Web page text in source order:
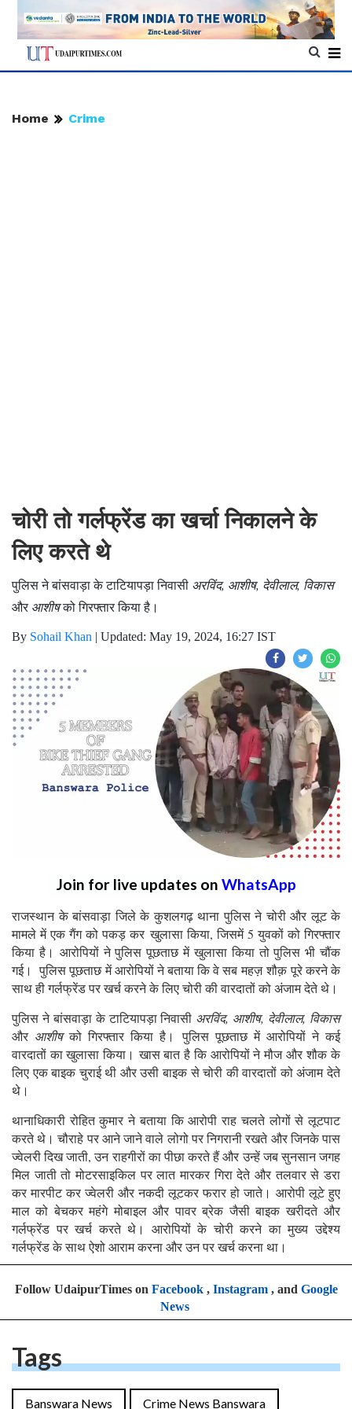
Home Crime
चोरी तो गर्लफ्रेंड का खर्चा निकालने के
लिए करते थे
पुलिस ने बांसवाड़ा के टाटियापड़ा निवासी अरविंद, आशीष, देवीलाल, विकास
और आशीषको गिरफ्तार किया है।
By Sohail Khan | Updated: May 19, 2024, 16:27 IST
Join for live updates on WhatsApp
राजस्थान के बांसवाड़ा जिले के कुशलगढ़ थाना पुलिस ने चोरी और लूट के
मामले में एक गैंग को पकड़ कर खुलासा किया, जिसमें 5 युवकों को गिरफ्तार
किया है। आरोपियों ने पुलिस पूछताछ में खुलासा किया तो पुलिस भी चौंक
गई। पुलिस पूछताछ में आरोपियों ने बताया कि वे सब महज़ शौक़ पूरे करने के
साथ ही गर्लफ्रेंड पर खर्च करने के लिए चोरी की वारदातों को अंजाम देते थे।
पुलिस ने बांसवाड़ा के टाटियापड़ा निवासी अरविंद, आशीष, देवीलाल, विकास
और आशीषको गिरफ्तार किया है। पुलिस पूछताछ में आरोपियों ने कई
वारदातों का खुलासा किया। खास बात है कि आरोपियों ने मौज और शौक के
लिए एक बाइक चुराई थी और उसी बाइक से चोरी की वारदातों को अंजाम देते
थे।
थानाधिकारी रोहित कुमार ने बताया कि आरोपी राह चलते लोगों से लूटपाट
करते थे। चौराहे पर आने जाने वाले लोगो पर निगरानी रखते और जिनके पास
ज्वेलरी दिख जाती, उन राहगीरों का पीछा करते हैं और उन्हें जब सुनसान जगह
मिल जाती तो मोटरसाइकिल पर लात मारकर गिरा देते और तलवार से डरा
कर मारपीट कर ज्वेलरी और नकदी लूटकर फरार हो जाते। आरोपी लूटे हुए
माल को बेचकर महंगे मोबाइल और पावर ब्रेक जैसी बाइक खरीदते और
गर्लफ्रेंड पर खर्च करते थे। आरोपियों के चोरी करने का मुख्य उद्देश्य
गर्लफ्रेंड के साथ ऐशो आराम करना और उन पर खर्च करना था।
Follow UdaipurTimes on Facebook, Instagram, and Google
News
Tags
Banswara News Crime News Banswara